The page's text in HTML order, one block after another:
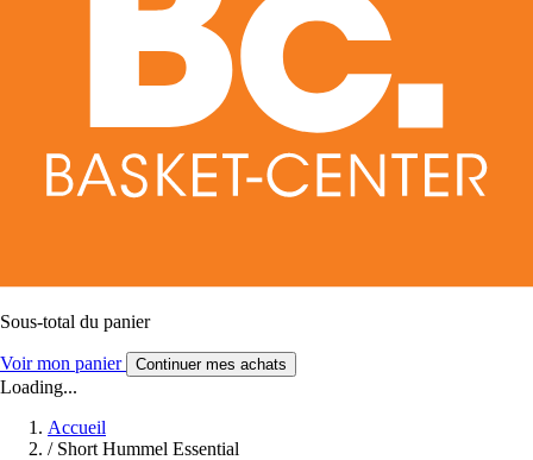
Sous-total du panier
Voir mon panier Continuer mes achats
Loading...
Accueil
/ Short Hummel Essential